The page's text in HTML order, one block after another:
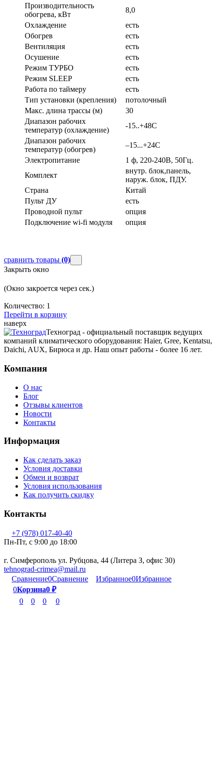
Производительность
обогрева, кВт
8,0
Охлаждение
есть
Обогрев
есть
Вентиляция
есть
Осушение
есть
Режим ТУРБО
есть
Режим SLEEP
есть
Работа по таймеру
есть
Тип установки (крепления)
потолочный
Макс. длина трассы (м)
30
Диапазон рабочих
температур (охлаждение)
-15..+48С
Диапазон рабочих
температур (обогрев)
–15...+24С
Электропитание
1 ф, 220-240В, 50Гц.
Комплект
внутр. блок,панель,
наруж. блок, ПДУ.
Страна
Китай
Пульт ДУ
есть
Проводной пульт
опция
Подключение wi-fi модуля
опция
сравнить товары (0)
Закрыть окно
(Окно закроется через сек.)
Количество: 1
Перейти в корзину
наверх
Техноград - официальный поставщик ведущих
компаний климатического оборудования: Haier, Gree, Kentatsu,
Daichi, AUX, Бирюса и др. Наш опыт работы - более 16 лет.
Компания
О нас
Блог
Отзывы клиентов
Новости
Контакты
Информация
Как сделать заказ
Условия доставки
Обмен и возврат
Условия использования
Как получить скидку
Контакты
+7 (978) 017-40-40
Пн-Пт, c 9:00 до 18:00
г. Симферополь ул. Рубцова, 44 (Литера З, офис 30)
tehnograd-crimea@mail.ru
Сравнение0Сравнение Избранное0Избранное
0Корзина0 ₽
0
0 0 0